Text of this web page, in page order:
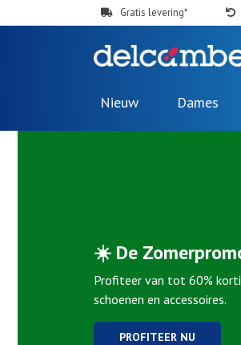
Gratis levering*
Nieuw Dames
☀️ De
Profiteer van tot 60%
schoenen en accessoires.
PROFITEER NU